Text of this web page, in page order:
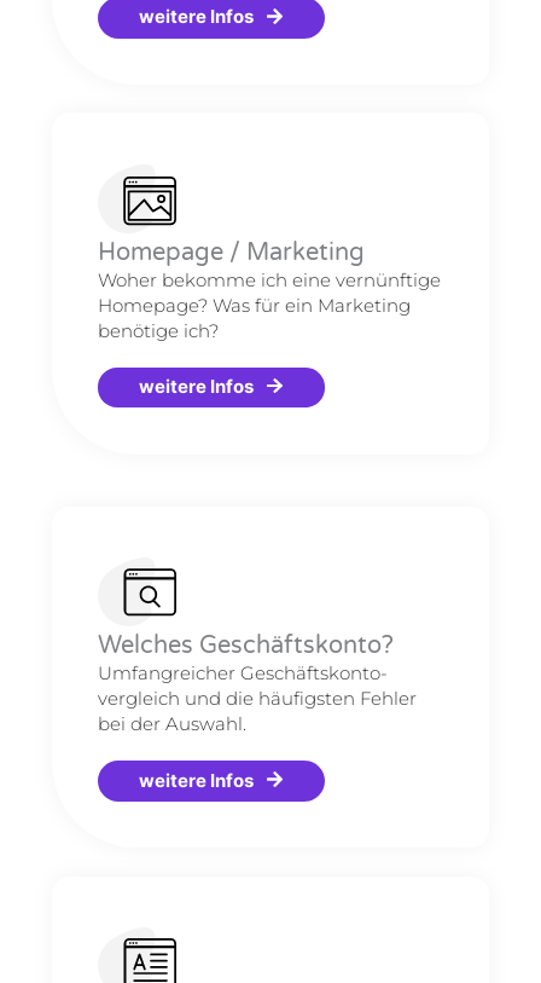
weitere Infos
Homepage / Marketing
Woher bekomme ich eine vernünftige
Homepage? Was für ein Marketing
benötige ich?
weitere Infos
Welches Geschäftskonto?
Umfangreicher Geschäftskonto-
vergleich und die häufigsten Fehler
bei der Auswahl.
weitere Infos